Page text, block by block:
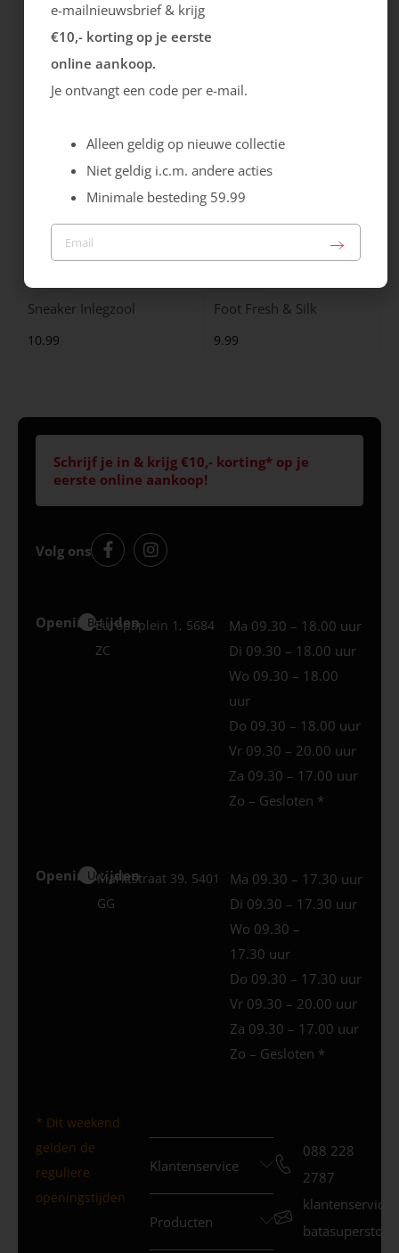
Soft Luxury Inlegzool
21.99
Sneaker Inlegzool
10.99
Foot Fresh & Silk
9.99
Schrijf je in & krijg €10,- korting* op je
eerste online aankoop!
Volg ons
Openingstijden
Best
Europaplein 1, 5684
ZC
Ma 09.30 – 18.00 uur
Di 09.30 – 18.00 uur
Wo 09.30 – 18.00
uur
Do 09.30 – 18.00 uur
Vr 09.30 – 20.00 uur
Za 09.30 – 17.00 uur
Zo – Gesloten *
Openingstijden
Uden
Marktstraat 39, 5401
GG
Ma 09.30 – 17.30 uur
Di 09.30 – 17.30 uur
Wo 09.30 –
17.30 uur
Do 09.30 – 17.30 uur
Vr 09.30 – 20.00 uur
Za 09.30 – 17.00 uur
Zo – Gesloten *
* Dit weekend
gelden de
reguliere
openingstijden
Klantenservice
Producten
088 228
2787
e-mailnieuwsbrief & krijg
€10,- korting op je eerste
online aankoop.
Je ontvangt een code per e-mail.
Alleen geldig op nieuwe collectie
Niet geldig i.c.m. andere acties
Minimale besteding 59.99